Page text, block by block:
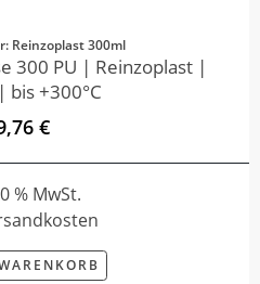
Reinzoplast 300ml
300 PU | Reinzoplast |
+300°C
€
% MwSt.